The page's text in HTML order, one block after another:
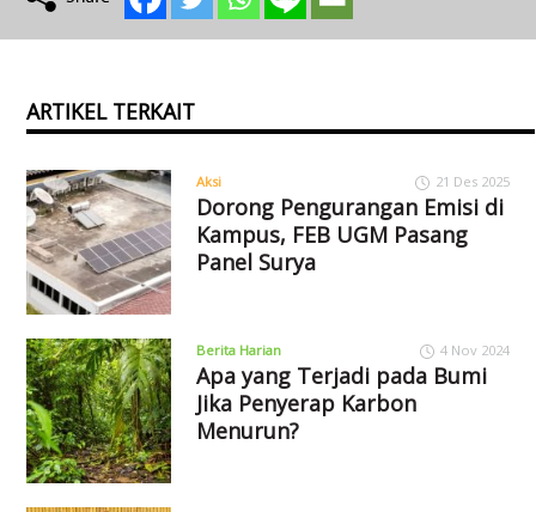
ARTIKEL TERKAIT
Aksi 21 Des 2025
Dorong Pengurangan Emisi di
Kampus, FEB UGM Pasang
Panel Surya
Berita Harian 4 Nov 2024
Apa yang Terjadi pada Bumi
Jika Penyerap Karbon
Menurun?